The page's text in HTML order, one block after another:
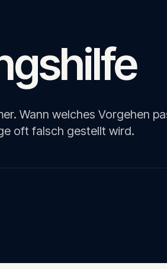
Wann welches Vorgehen
oft falsch gestellt wird.